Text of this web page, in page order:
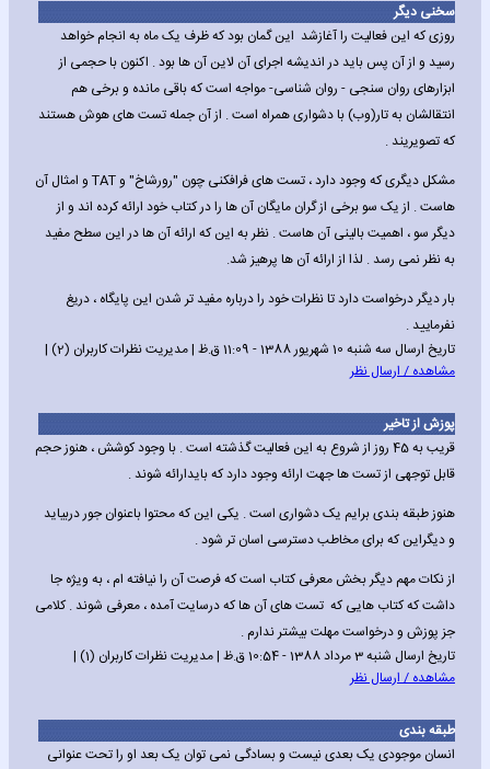
سخنی دیگر
روزی که این فعالیت را آغازشد این گمان بود که ظرف یک ماه به انجام خواهد
رسید و از آن پس باید در اندیشه اجرای آن لاین آن ها بود . اکنون با حجمی از
ابزارهای روان سنجی - روان شناسی- مواجه است که باقی مانده و برخی هم
انتقالشان به تار(وب) با دشواری همراه است . از آن جمله تست های هوش هستند
که تصویریند .
مشکل دیگری که وجود دارد ، تست های فرافکنی چون "رورشاخ" و TAT و امثال آن
هاست . از یک سو برخی از گران مایگان آن ها را در کتاب خود ارائه کرده اند و از
دیگر سو ، اهمیت بالینی آن هاست . نظر به این که ارائه آن ها در این سطح مفید
به نظر نمی رسد . لذا از ارائه آن ها پرهیز شد.
بار دیگر درخواست دارد تا نظرات خود را درباره مفید تر شدن این پایگاه ، دریغ
نفرمایید .
تاریخ ارسال سه شنبه 10 شهریور 1388 - 11:09 ق.ظ | مدیریت نظرات کاربران (2) |
مشاهده / ارسال نظر
پوزش از تاخیر
قریب به 45 روز از شروع به این فعالیت گذشته است . با وجود کوشش ، هنوز حجم
قابل توجهی از تست ها جهت ارائه وجود دارد که بایدارائه شوند .
هنوز طبقه بندی برایم یک دشواری است . یکی این که محتوا باعنوان جور دربیاید
و دیگراین که برای مخاطب دسترسی اسان تر شود .
از نکات مهم دیگر بخش معرفی کتاب است که فرصت آن را نیافته ام ، به ویژه جا
داشت که کتاب هایی که تست های آن ها که درسایت آمده ، معرفی شوند . کلامی
جز پوزش و درخواست مهلت بیشتر ندارم .
تاریخ ارسال شنبه 3 مرداد 1388 - 10:54 ق.ظ | مدیریت نظرات کاربران (1) |
مشاهده / ارسال نظر
طبقه بندی
انسان موجودی یک بعدی نیست و بسادگی نمی توان یک بعد او را تحت عنوانی